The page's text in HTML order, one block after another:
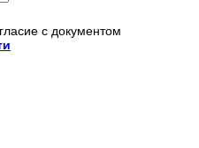
с документом